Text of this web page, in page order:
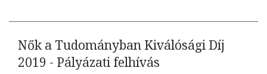
Nők a Tudományban Kiválósági Díj
2019 - Pályázati felhívás